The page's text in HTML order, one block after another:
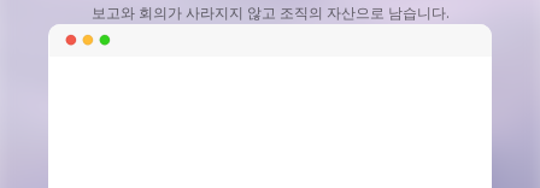
보고와 회의가 사라지지 않고 조직의 자산으로 남습니다.